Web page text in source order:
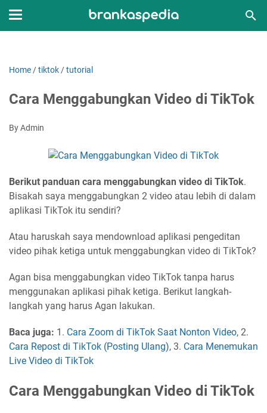
Home /tiktok /tutorial
Cara Menggabungkan Video di TikTok
By Admin
Berikut panduan cara menggabungkan video di TikTok.
Bisakah saya menggabungkan 2 video atau lebih di dalam
aplikasi TikTok itu sendiri?
Atau haruskah saya mendownload aplikasi pengeditan
video pihak ketiga untuk menggabungkan video di TikTok?
Agan bisa menggabungkan video TikTok tanpa harus
menggunakan aplikasi pihak ketiga. Berikut langkah-
langkah yang harus Agan lakukan.
Baca juga: 1. Cara Zoom di TikTok Saat Nonton Video, 2.
Cara Repost di TikTok (Posting Ulang), 3. Cara Menemukan
Live Video di TikTok
Cara Menggabungkan Video di TikTok